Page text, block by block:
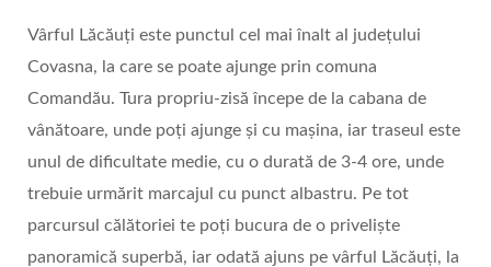
Vârful Lăcăuți este punctul cel mai înalt al județului
Covasna, la care se poate ajunge prin comuna
Comandău. Tura propriu-zisă începe de la cabana de
vânătoare, unde poți ajunge și cu mașina, iar traseul este
unul de dificultate medie, cu o durată de 3-4 ore, unde
trebuie urmărit marcajul cu punct albastru. Pe tot
parcursul călătoriei te poți bucura de o priveliște
panoramică superbă, iar odată ajuns pe vârful Lăcăuți, la